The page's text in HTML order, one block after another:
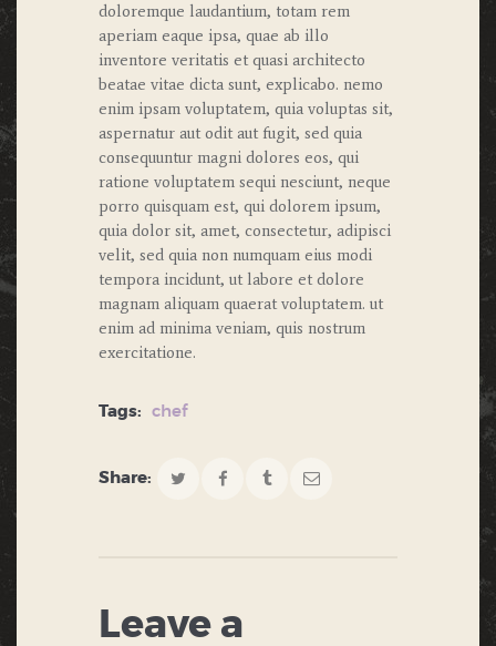
doloremque laudantium, totam rem
aperiam eaque ipsa, quae ab illo
inventore veritatis et quasi architecto
beatae vitae dicta sunt, explicabo. nemo
enim ipsam voluptatem, quia voluptas sit,
aspernatur aut odit aut fugit, sed quia
consequuntur magni dolores eos, qui
ratione voluptatem sequi nesciunt, neque
porro quisquam est, qui dolorem ipsum,
quia dolor sit, amet, consectetur, adipisci
velit, sed quia non numquam eius modi
tempora incidunt, ut labore et dolore
magnam aliquam quaerat voluptatem. ut
enim ad minima veniam, quis nostrum
exercitatione.
Tags: chef
Share:
Leave a